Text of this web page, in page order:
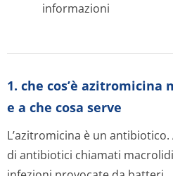
informazioni
1. che cos’è
e a che cosa serve
L’azitromicina è un
di antibiotici chiamati